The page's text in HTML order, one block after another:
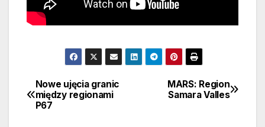
Nawigacja
wpisu
MARS: Region
Samara Valles
Nowe ujęcia granic
między regionami
P67